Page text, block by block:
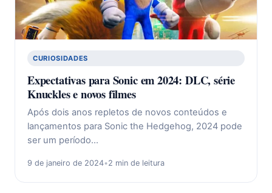
CURIOSIDADES
Expectativas para Sonic em 2024: DLC, série
Knuckles e novos filmes
Após dois anos repletos de novos conteúdos e
lançamentos para Sonic the Hedgehog, 2024 pode
ser um período…
9 de janeiro de 2024•2 min de leitura